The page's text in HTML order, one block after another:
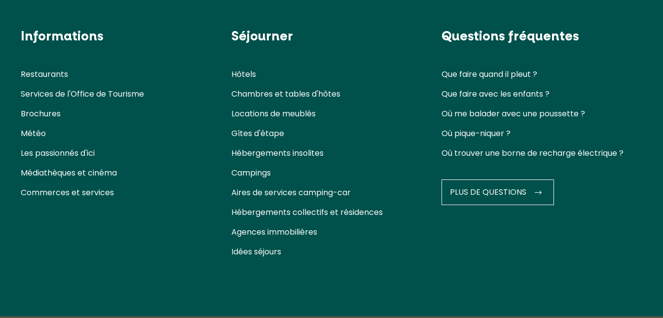
Informations
Restaurants
Services de l'Office de Tourisme
Brochures
Météo
Les passionnés d'ici
Médiathèques et cinéma
Commerces et services
Séjourner
Hôtels
Chambres et tables d'hôtes
Locations de meublés
Gîtes d'étape
Hébergements insolites
Campings
Aires de services camping-car
Hébergements collectifs et résidences
Agences immobilières
Idées séjours
Questions fréquentes
Que faire quand il pleut ?
Que faire avec les enfants ?
Où me balader avec une poussette ?
Où pique-niquer ?
Où trouver une borne de recharge électrique ?
PLUS DE QUESTIONS